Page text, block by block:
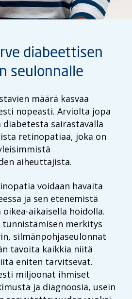
diabeettisen
seulonnalle​
määrä kasvaa
nopeasti. Arviolta jopa
diabetesta sairastavalla
retinopatiaa, joka on
aiheuttajista.
voidaan havaita
ja sen etenemistä
oikea-aikaisella hoidolla.
tunnistamisen merkitys
silmänpohjaseulonnat
tavoita kaikkia niitä
eniten tarvitsevat.
miljoonat ihmiset
ja diagnoosia, usein